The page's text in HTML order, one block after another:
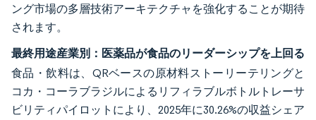
ング市場の多層技術アーキテクチャを強化することが期待
されます。
最終用途産業別：医薬品が食品のリーダーシップを上回る
食品・飲料は、QRベースの原材料ストーリーテリングと
コカ・コーラブラジルによるリフィラブルボトルトレーサ
ビリティパイロットにより、2025年に30.26%の収益シェア